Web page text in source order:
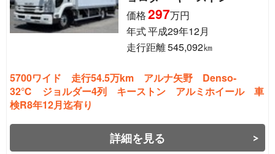
価格297万円
年式平成29年12月
走行距離545,092㎞
5700ワイド 走行54.5万km アルナ矢野 Denso-
32℃ ジョルダー4列 キーストン アルミホイール 車
検R8年12月迄有り
詳細を見る